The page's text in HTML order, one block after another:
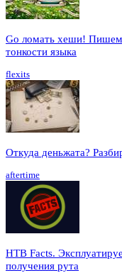
Go ломать хеши! Пишем
тонкости языка
flexits
Откуда деньжата?
aftertime
HTB Facts.
получения рута